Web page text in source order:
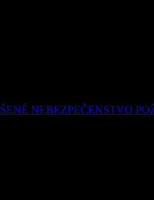
NEBEZPEČENSTVO